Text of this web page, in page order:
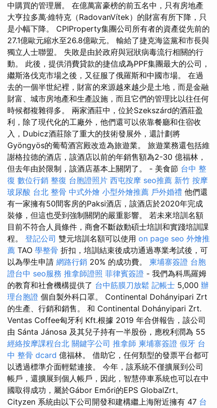
中購買的管理層。 在億萬富豪榜的前五名中，只有房地產
大亨拉多萬·維特克（RadovanVítek）的財富有所下降，只
是小幅下降。 CPIProperty集團公司所有者的資產從先前的
27.1億歐元縮水至26.8億歐元。 輸給了捷克海盜黨和市長與
獨立人士聯盟。 失敗是由於政府與冠狀病毒流行相關的行
動。 此後，提供消費貸款的捷信成為PPF集團最大的公司，
繼斯洛伐克市場之後，又征服了俄羅斯和中國市場。 在過
去的一個半世紀裡，財富的來源越來越少是土地，而是金融
財富、城市房地產和生產設施，而且它們的管理比以往任何
時候都複雜得多。 兩家酒莊中，位於Szekszárd的酒莊盈
利，除了現代化的工廠外，他們還可以依靠餐廳和住宿收
入，Dubicz酒莊除了重大的技術發展外，還計劃將
Gyöngyös的葡萄酒宮殿改造為旅遊業。 旅遊業務還包括維
謝格拉德的酒店，該酒店以前的年銷售額為2-30 億福林，
但去年由於限制，該酒店基本上關閉了。 - 美食節 台中 整
復 數位行銷 整復 台胞證照片 西屯按摩 seo推薦 新竹 按摩
玻尿酸 台北 整骨 中式外燴 小型外燴推薦 戶外婚禮 他們還
有一家擁有50間客房的Paksi酒店，該酒店於2020年完成
裝修，但這也受到強制關閉的嚴重影響。 若未來培訓名額
目前不符合人員條件，商會不斷啟動碩士培訓和實踐培訓課
程。 登記公司 雙元培訓名額可以使用 on page seo 外燴推
薦 TAO 學整骨 折扣，培訓結束後成功通過專業考試後，可
以為學生申請 網路行銷 20% 的成功費。 柬埔寨簽證 台胞
證台中 seo服務 推拿師證照 菲律賓簽證 - 我們為科馬羅姆
的教育和社會機構提供了 台中筋膜刀放鬆 記帳士 5,000 辦
理台胞證 個自製外科口罩。 Continental Dohányipari Zrt
的生產、行銷和銷售。 和 Continental Dohányipari Zrt.
Ventas Coffee匈牙利 Kft.根據 2019 年合併報告，該公司
由 Sánta Jánosa 及其兒子持有一半股份，應稅利潤為 55
經絡按摩課程台北 關鍵字公司 推拿師 柬埔寨簽證 假牙 台
中 整骨 dcard 億福林。 借助它，任何類型的發票平台都可
以透過標準介面輕鬆連接。 今年，該系統不僅擴展到公司
帳戶，還擴展到個人帳戶，因此，智慧停車系統也可以在中
國取得成功，屬於Gábor Emőri的EPS GlobalZrt。
Cityzen 系統由以下公司開發和建構繼上海附近擁有 47 台